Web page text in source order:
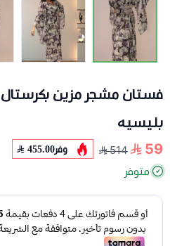
فستان مشجر مزين بكرستال
بليسيه
59
514 وفر455.00
متوفر